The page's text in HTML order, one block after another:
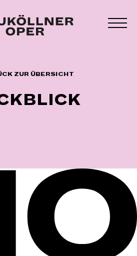
ZUR ÜBERSICHT